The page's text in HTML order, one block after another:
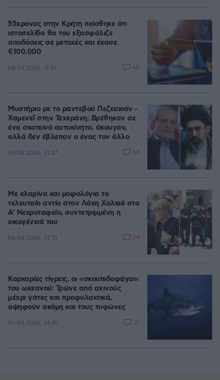
55χρονος στην Κρήτη πείσθηκε ότι
ιστοσελίδα θα του εξασφάλιζε
αποδόσεις σε μετοχές και έχασε
€100.000
06.08.2026, 11:01 65
Μυστήριο με το ραντεβού Πεζεσκιάν -
Χαμενεΐ στην Τεχεράνη: Βρέθηκαν σε
ένα σκοτεινό αυτοκίνητο, άκουγαν,
αλλά δεν έβλεπαν ο ένας τον άλλο
06.08.2026, 13:37 54
Με κλαρίνα και μοιρολόγια το
τελευταίο αντίο στον Λάκη Χαλκιά στο
A' Νεκροταφείο, συντετριμμένη η
οικογένειά του
06.08.2026, 13:10 24
Καρχαρίες τίγρεις, οι «σκουπιδοφάγοι»
του ωκεανού: Τρώνε από αχινούς
μέχρι γάτες και προφυλακτικά,
αψηφούν ακόμη και τους τυφώνες
06.08.2026, 14:45 31